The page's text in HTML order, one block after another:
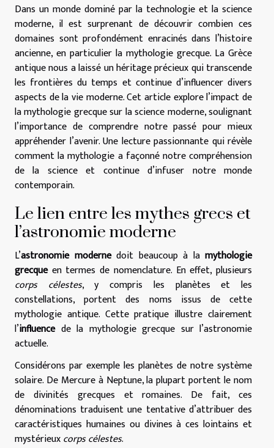
Dans un monde dominé par la technologie et la science
moderne, il est surprenant de découvrir combien ces
domaines sont profondément enracinés dans l’histoire
ancienne, en particulier la mythologie grecque. La Grèce
antique nous a laissé un héritage précieux qui transcende
les frontières du temps et continue d’influencer divers
aspects de la vie moderne. Cet article explore l’impact de
la mythologie grecque sur la science moderne, soulignant
l’importance de comprendre notre passé pour mieux
appréhender l’avenir. Une lecture passionnante qui révèle
comment la mythologie a façonné notre compréhension
de la science et continue d’infuser notre monde
contemporain.
Le lien entre les mythes grecs et
l’astronomie moderne
L’astronomie modernedoit beaucoup à la mythologie
grecqueen termes de nomenclature. En effet, plusieurs
corps célestes, y compris les planètes et les
constellations, portent des noms issus de cette
mythologie antique. Cette pratique illustre clairement
l’influencede la mythologie grecque sur l’astronomie
actuelle.
Considérons par exemple les planètes de notre système
solaire. De Mercure à Neptune, la plupart portent le nom
de divinités grecques et romaines. De fait, ces
dénominations traduisent une tentative d’attribuer des
caractéristiques humaines ou divines à ces lointains et
mystérieuxcorps célestes.